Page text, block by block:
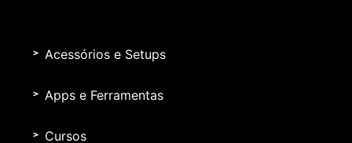
Acessórios e Setups
Apps e Ferramentas
Cursos